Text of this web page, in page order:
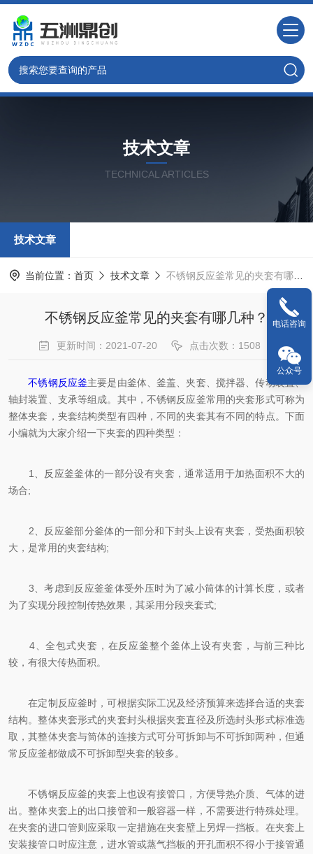
技术文章
TECHNICAL ARTICLES
技术文章
当前位置： 首页 技术文章 不锈钢反应釜常见的夹套有哪几种？
不锈钢反应釜常见的夹套有哪几种？
更新时间：2021-07-20 点击次数：1508
不锈钢反应釜主要是由釜体、釜盖、夹套、搅拌器、传动装置、
轴封装置、支承等组成。其中，不锈钢反应釜常用的夹套形式可称为
整体夹套，夹套结构类型有四种，不同的夹套其有不同的特点。下面
小编就为大家介绍一下夹套的四种类型：
1、反应釜釜体的一部分设有夹套，通常适用于加热面积不大的
场合;
2、反应釜部分釜体的一部分和下封头上设有夹套，受热面积较
大，是常用的夹套结构;
3、考虑到反应釜釜体受外压时为了减小筒体的计算长度，或者
为了实现分段控制传热效果，其采用分段夹套式;
4、全包式夹套，在反应釜整个釜体上设有夹套，与前三种比
较，有很大传热面积。
在定制反应釜时，可根据实际工况及经济预算来选择合适的夹套
结构。整体夹套形式的夹套封头根据夹套直径及所选封头形式标准选
取，其整体夹套与筒体的连接方式可分可拆卸与不可拆卸两种，但通
常反应釜都做成不可拆卸型夹套的较多。
不锈钢反应釜的夹套上也设有接管口，方便导热介质、气体的进
出。整体夹套上的出口接管和一般容器一样，不需要进行特殊处理。
在夹套的进口管则应采取一定措施在夹套壁上另焊一挡板。在夹套上
安装接管口时应注意，进水管或蒸气挡板的开孔面积不得小于接管通
电话咨询
公众号